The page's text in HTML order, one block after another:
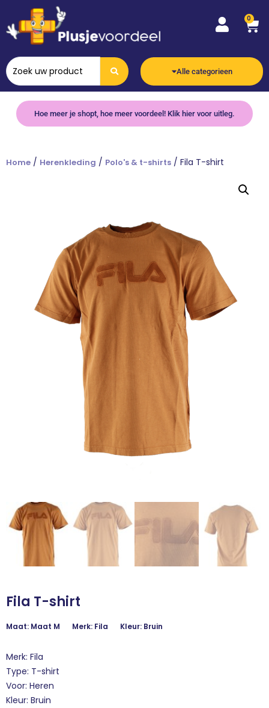
0
Alle categorieen
Hoe meer je shopt, hoe meer voordeel! Klik hier voor uitleg.
Home / Herenkleding / Polo's & t-shirts / Fila T-shirt
Fila T-shirt
Maat: Maat M Merk: Fila Kleur: Bruin
Merk: Fila
Type: T-shirt
Voor: Heren
Kleur: Bruin